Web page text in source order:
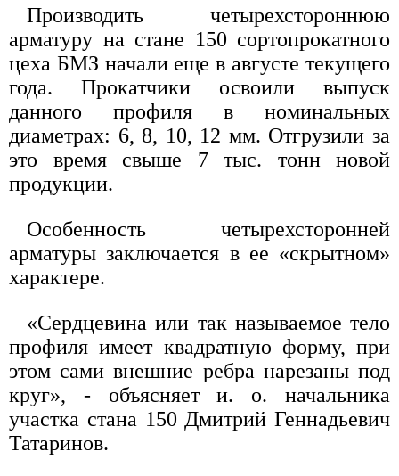
Производить четырехстороннюю
арматуру на стане 150 сортопрокатного
цеха БМЗ начали еще в августе текущего
года. Прокатчики освоили выпуск
данного профиля в номинальных
диаметрах: 6, 8, 10, 12 мм. Отгрузили за
это время свыше 7 тыс. тонн новой
продукции.
Особенность четырехсторонней
арматуры заключается в ее «скрытном»
характере.
«Сердцевина или так называемое тело
профиля имеет квадратную форму, при
этом сами внешние ребра нарезаны под
круг», - объясняет и. о. начальника
участка стана 150 Дмитрий Геннадьевич
Татаринов.